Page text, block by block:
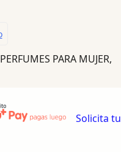
PERFUMES PARA MUJER,
Solicita tu